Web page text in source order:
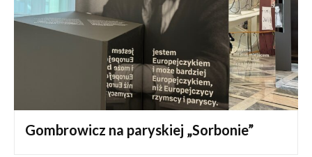
Gombrowicz na paryskiej „Sorbonie”